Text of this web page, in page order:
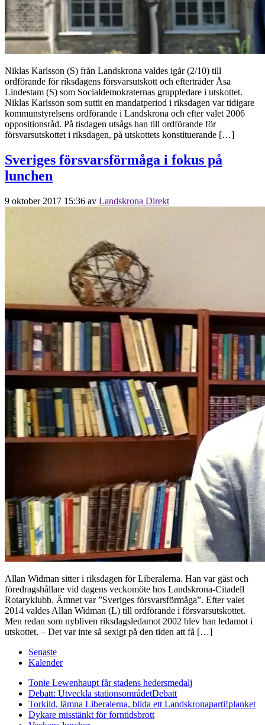
Niklas Karlsson (S) från Landskrona valdes igår (2/10) till
ordförande för riksdagens försvarsutskott och efterträder Åsa
Lindestam (S) som Socialdemokraternas gruppledare i utskottet.
Niklas Karlsson som suttit en mandatperiod i riksdagen var tidigare
kommunstyrelsens ordförande i Landskrona och efter valet 2006
oppositionsråd. På tisdagen utsågs han till ordförande för
försvarsutskottet i riksdagen, på utskottets konstituerande […]
Sveriges försvarsförmåga i fokus på
lunchen
9 oktober 2017 15:36 av Landskrona Direkt
Allan Widman sitter i riksdagen för Liberalerna. Han var gäst och
föredragshållare vid dagens veckomöte hos Landskrona-Citadell
Rotaryklubb. Ämnet var ”Sveriges försvarsförmåga”. Efter valet
2014 valdes Allan Widman (L) till ordförande i försvarsutskottet.
Men redan som nybliven riksdagsledamot 2002 blev han ledamot i
utskottet. – Det var inte så sexigt på den tiden att få […]
Senaste
Kalender
Tonie Lewenhaupt får stadens hedersmedalj
Debatt: Utveckla stationsområdetDebatt
Torkild, lämna Liberalerna, bilda ett Landskronaparti!planket
Dykare misstänkt för forntidsbrott